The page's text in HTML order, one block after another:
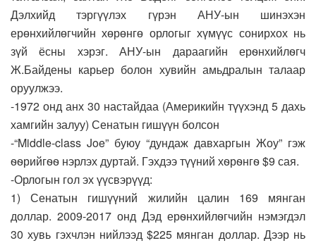
Дэлхийд тэргүүлэх гүрэн АНУ-ын шинэхэн
ерөнхийлөгчийн хөрөнгө орлогыг хүмүүс сонирхох нь
зүй ёсны хэрэг. АНУ-ын дараагийн ерѳнхийлѳгч
Ж.Байдены карьер болон хувийн амьдралын талаар
оруулжээ.
-1972 онд анх 30 настайдаа (Америкийн түүхэнд 5 дахь
хамгийн залуу) Сенатын гишүүн болсон
-“Middle-class Joe” буюу “дундаж давхаргын Жоу” гэж
ѳѳрийгѳѳ нэрлэх дуртай. Гэхдээ түүний хѳрѳнгѳ $9 сая.
-Орлогын гол эх үүсвэрүүд:
1) Сенатын гишүүний жилийн цалин 169 мянган
доллар. 2009-2017 онд Дэд ерѳнхийлѳгчийн нэмэгдэл
30 хувь гэхчлэн нийлээд $225 мянган доллар. Дээр нь